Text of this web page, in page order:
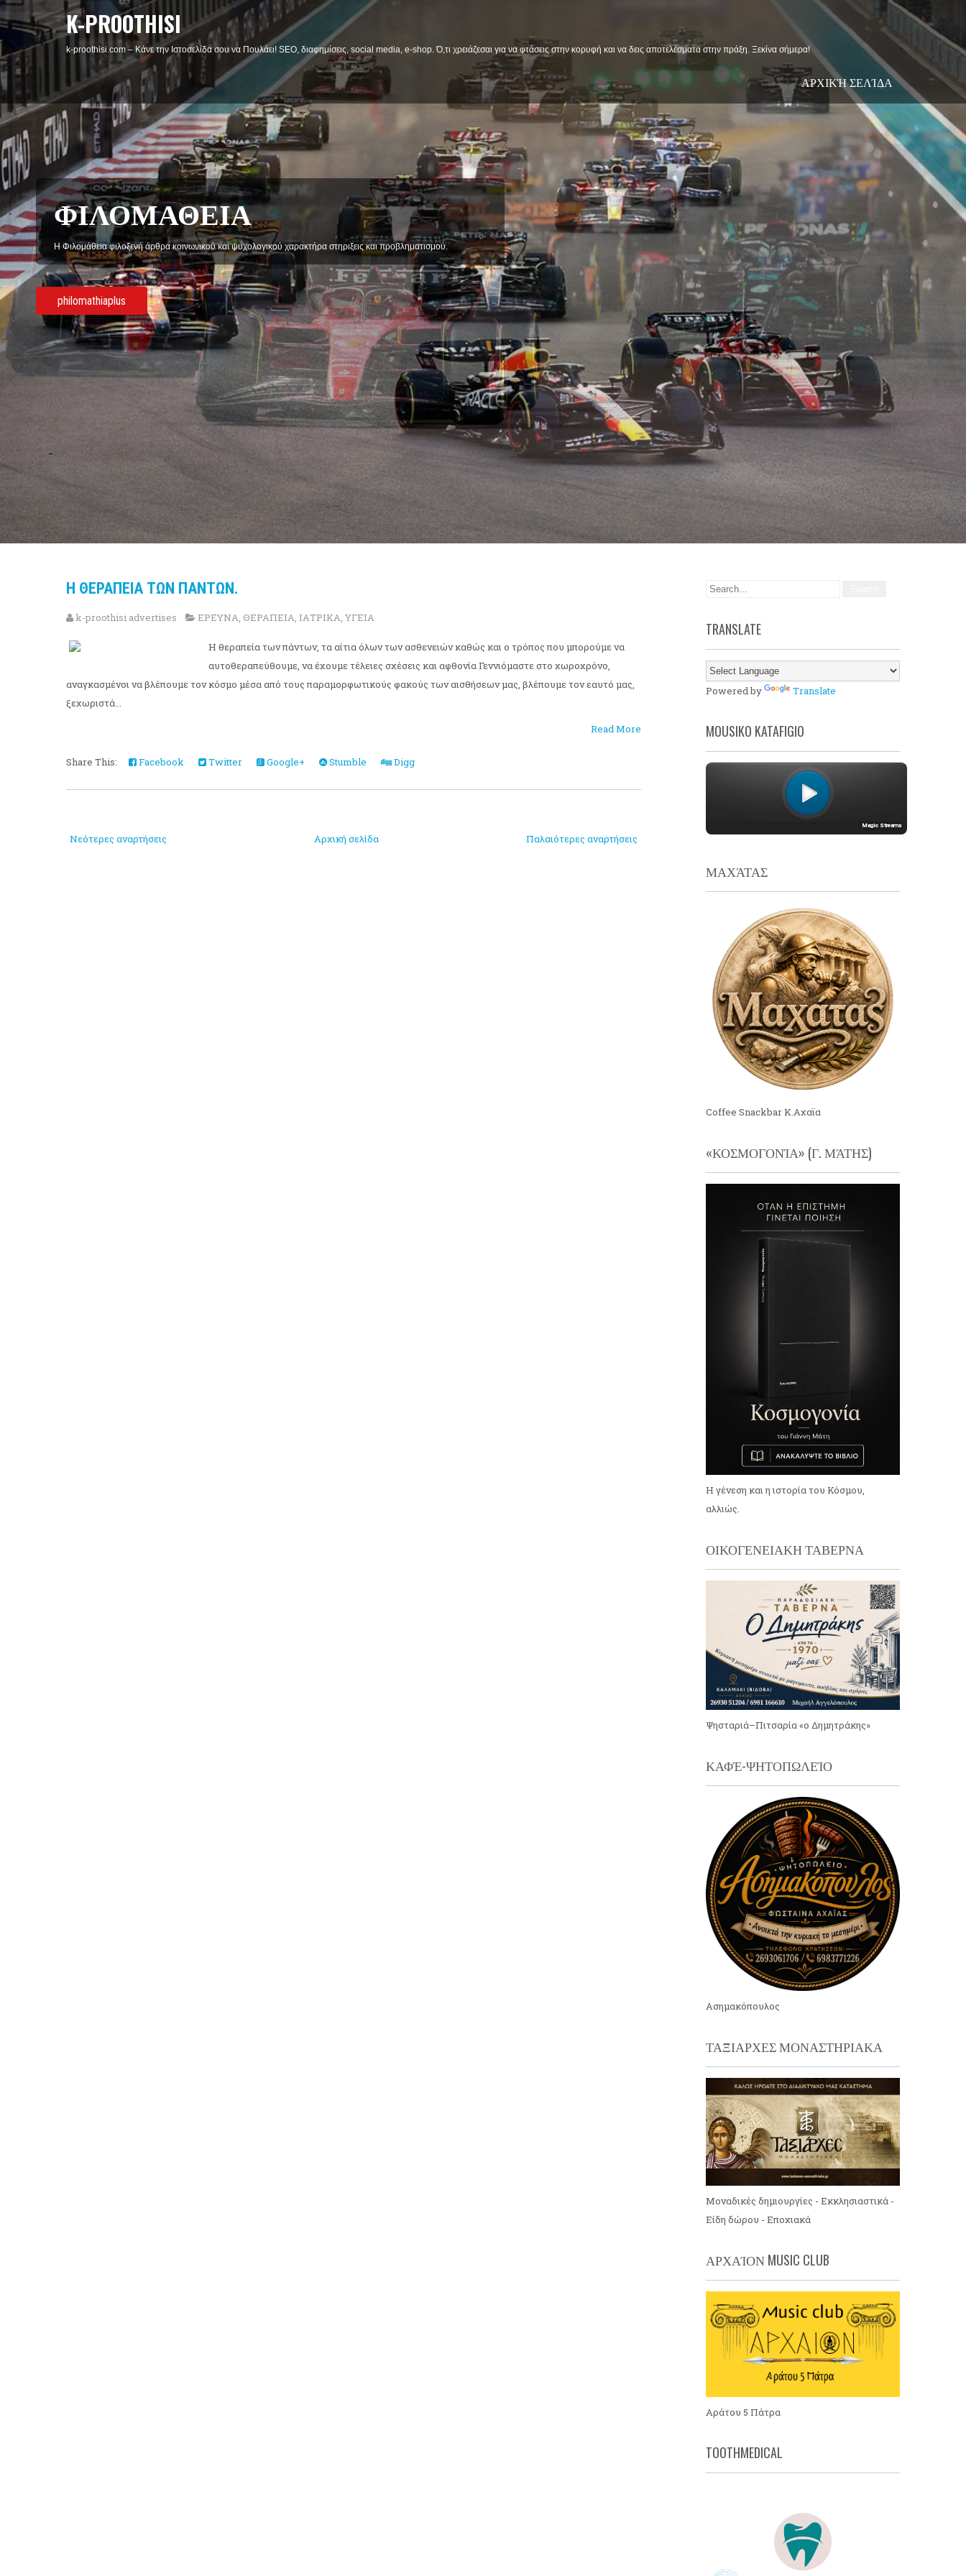
K-PROOTHISI
k-proothisi.com – Κάνε την Ιστοσελίδα σου να Πουλάει! SEO, διαφημίσεις, social media, e-shop. Ό,τι χρειάζεσαι για να φτάσεις στην κορυφή και να δεις αποτελέσματα στην πράξη. Ξεκίνα σήμερα!
ΑΡΧΙΚΉ ΣΕΛΊΔΑ
ΑΝ ΣΕ ΝΟΙΑΖΗ Η ΑΛΗΘΕΙΑ
Departeder
Η ΘΕΡΑΠΕΙΑ ΤΩΝ ΠΑΝΤΩΝ.
k-proothisi advertises ΕΡΕΥΝΑ, ΘΕΡΑΠΕΙΑ, ΙΑΤΡΙΚΑ, ΥΓΕΙΑ
Η θεραπεία των πάντων, τα αίτια όλων των ασθενειών καθώς και ο τρόπος που μπορούμε να
αυτοθεραπεύθουμε, να έχουμε τέλειες σχέσεις και αφθονία Γεννιόμαστε στο χωροχρόνο,
αναγκασμένοι να βλέπουμε τον κόσμο μέσα από τους παραμορφωτικούς φακούς των αισθήσεων μας, βλέπουμε τον εαυτό μας,
ξεχωριστά...
Read More
Share This: Facebook Twitter Google+ Stumble Digg
Νεότερες αναρτήσεις Παλαιότερες αναρτήσεις
Αρχική σελίδα
TRANSLATE
Powered by Translate
MOUSIKO KATAFIGIO
ΜΑΧΆΤΑΣ
Coffee Snackbar Κ.Αχαϊα
«ΚΟΣΜΟΓΟΝΊΑ» (Γ. ΜΆΤΗΣ)
Η γένεση και η ιστορία του Κόσμου,
αλλιώς.
ΟΙΚΟΓΕΝΕΙΑΚΗ ΤΑΒΕΡΝΑ
Ψησταριά–Πιτσαρία «ο Δημητράκης»
ΚΑΦΈ-ΨΗΤΟΠΩΛΕΊΟ
Ασημακόπουλος
ΤΑΞΙΑΡΧΕΣ ΜΟΝΑΣΤΗΡΙΑΚΑ
Μοναδικές δημιουργίες - Εκκλησιαστικά -
Είδη δώρου - Εποχιακά
ΑΡΧΑΊΟΝ MUSIC CLUB
Αράτου 5 Πάτρα
TOOTHMEDICAL